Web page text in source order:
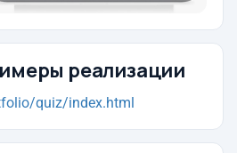
реализации
quiz/index.html